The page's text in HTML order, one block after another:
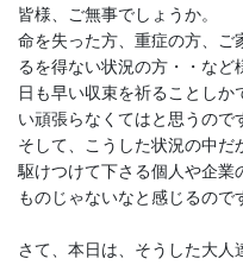
皆様、ご無事でしょうか。
命を失った方、重症の方、ご
るを得ない状況の方・・な
日も早い収束を祈ることし
い頑張らなくてはと思うので
そして、こうした状況の中だ
駆けつけて下さる個人や企業
ものじゃないなと感じるので
さて、本日は、そうした大